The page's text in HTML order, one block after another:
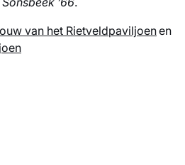
van het Rietveldpaviljoenen